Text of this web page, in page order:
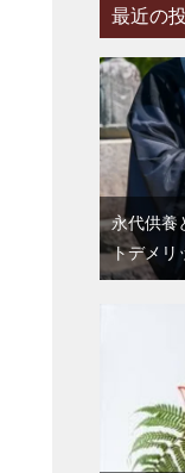
最近の
永代供養
トデメリ